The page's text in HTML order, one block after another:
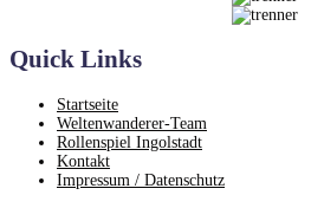
Quick Links
Startseite
Weltenwanderer-Team
Rollenspiel Ingolstadt
Kontakt
Impressum / Datenschutz